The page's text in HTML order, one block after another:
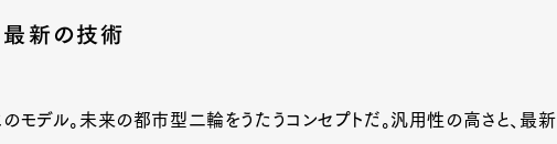
最新の技術
モデル。未来の都市型二輪をうたうコンセプトだ。汎用性の高さと、最新